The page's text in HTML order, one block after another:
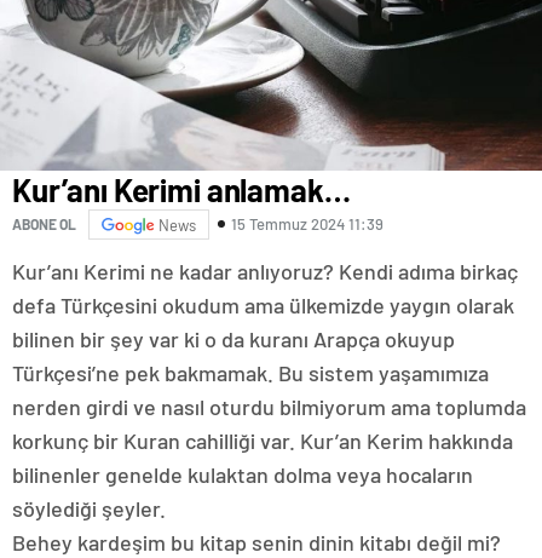
Kur’anı Kerimi anlamak…
ABONE OL News 15 Temmuz 2024 11:39
Kur’anı Kerimi ne kadar anlıyoruz? Kendi adıma birkaç
defa Türkçesini okudum ama ülkemizde yaygın olarak
bilinen bir şey var ki o da kuranı Arapça okuyup
Türkçesi’ne pek bakmamak. Bu sistem yaşamımıza
nerden girdi ve nasıl oturdu bilmiyorum ama toplumda
korkunç bir Kuran cahilliği var. Kur’an Kerim hakkında
bilinenler genelde kulaktan dolma veya hocaların
söylediği şeyler.
Behey kardeşim bu kitap senin dinin kitabı değil mi?